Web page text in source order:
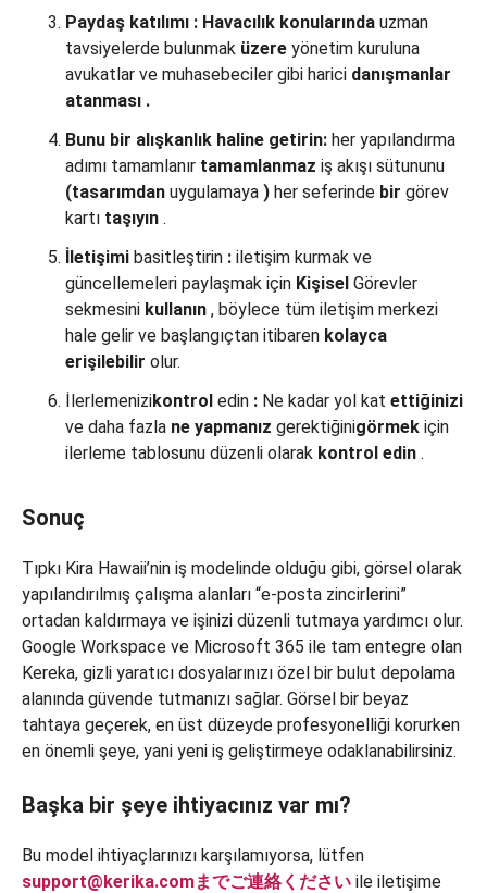
Paydaş katılımı : Havacılık konularında uzman
tavsiyelerde bulunmak üzere yönetim kuruluna
avukatlar ve muhasebeciler gibi harici danışmanlar
atanması .
Bunu bir alışkanlık haline getirin: her yapılandırma
adımı tamamlanır tamamlanmaz iş akışı sütununu
(tasarımdan uygulamaya ) her seferinde bir görev
kartı taşıyın .
İletişimi basitleştirin : iletişim kurmak ve
güncellemeleri paylaşmak için Kişisel Görevler
sekmesini kullanın , böylece tüm iletişim merkezi
hale gelir ve başlangıçtan itibaren kolayca
erişilebilir olur.
İlerlemenizikontrol edin : Ne kadar yol kat ettiğinizi
ve daha fazla ne yapmanız gerektiğinigörmek için
ilerleme tablosunu düzenli olarak kontrol edin .
Sonuç
Tıpkı Kira Hawaii’nin iş modelinde olduğu gibi, görsel olarak
yapılandırılmış çalışma alanları “e-posta zincirlerini”
ortadan kaldırmaya ve işinizi düzenli tutmaya yardımcı olur.
Google Workspace ve Microsoft 365 ile tam entegre olan
Kereka, gizli yaratıcı dosyalarınızı özel bir bulut depolama
alanında güvende tutmanızı sağlar. Görsel bir beyaz
tahtaya geçerek, en üst düzeyde profesyonelliği korurken
en önemli şeye, yani yeni iş geliştirmeye odaklanabilirsiniz.
Başka bir şeye ihtiyacınız var mı?
Bu model ihtiyaçlarınızı karşılamıyorsa, lütfen
support@kerika.comまでご連絡ください ile iletişime